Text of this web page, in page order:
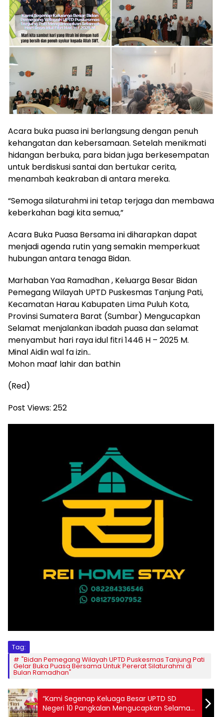
Acara buka puasa ini berlangsung dengan penuh
kehangatan dan kebersamaan. Setelah menikmati
hidangan berbuka, para bidan juga berkesempatan
untuk berdiskusi santai dan bertukar cerita,
menambah keakraban di antara mereka.
“Semoga silaturahmi ini tetap terjaga dan membawa
keberkahan bagi kita semua,”
Acara Buka Puasa Bersama ini diharapkan dapat
menjadi agenda rutin yang semakin memperkuat
hubungan antara tenaga Bidan.
Marhaban Yaa Ramadhan , Keluarga Besar Bidan
Pemegang Wilayah UPTD Puskesmas Tanjung Pati,
Kecamatan Harau Kabupaten Lima Puluh Kota,
Provinsi Sumatera Barat (Sumbar) Mengucapkan
Selamat menjalankan ibadah puasa dan selamat
menyambut hari raya idul fitri 1446 H – 2025 M.
Minal Aidin wal fa izin..
Mohon maaf lahir dan bathin
(Red)
Post Views: 252
Tag:
"Bidan Pemegang Wilayah UPTD Puskesmas Tanjung Pati
Gelar Buka Puasa Bersama Untuk Pererat Silaturahmi di
Bulan Ramadhan"
“Kami Segenap Keluaga Besar UPTD SD
Negeri 10 Pangkalan Mengucapkan Selamat